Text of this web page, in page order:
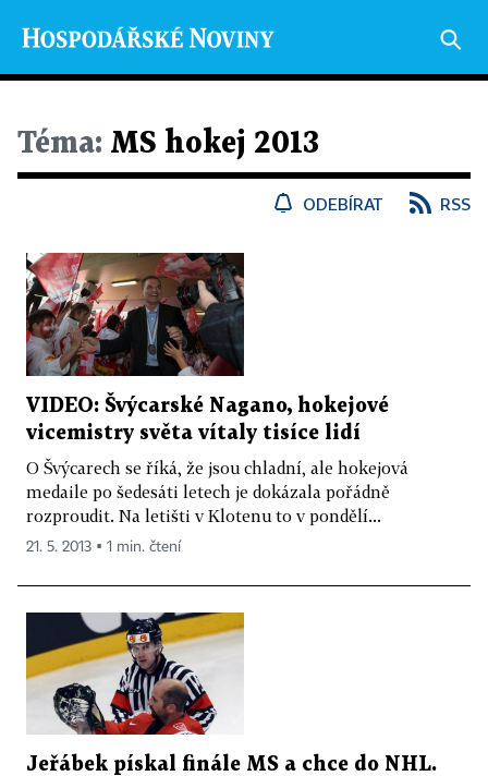
Téma: MS hokej 2013
ODEBÍRAT RSS
VIDEO: Švýcarské Nagano, hokejové
vicemistry světa vítaly tisíce lidí
O Švýcarech se říká, že jsou chladní, ale hokejová
medaile po šedesáti letech je dokázala pořádně
rozproudit. Na letišti v Klotenu to v pondělí...
21. 5. 2013 ▪ 1 min. čtení
Jeřábek pískal finále MS a chce do NHL.